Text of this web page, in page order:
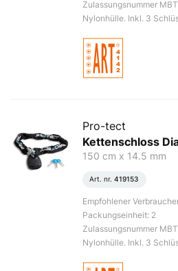
Zulassungsnummer
Nylonhülle. Inkl. 3
Pro-tect
Kettenschloss
150 cm x 14.5 mm
Art. nr. 419153
Empfohlener
Packungseinheit: 2
Zulassungsnummer
Nylonhülle. Inkl. 3